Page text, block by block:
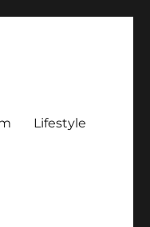
Lifestyle